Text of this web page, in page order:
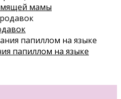
мамы
папиллом на языке